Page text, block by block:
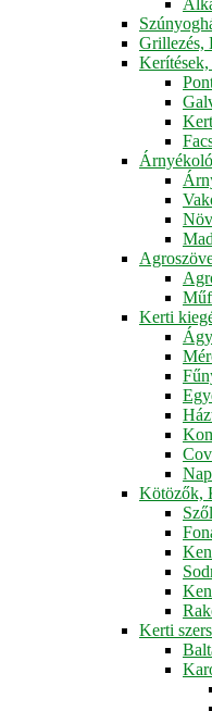
Grillezés,
Kerti
Kötözők,
Kerti